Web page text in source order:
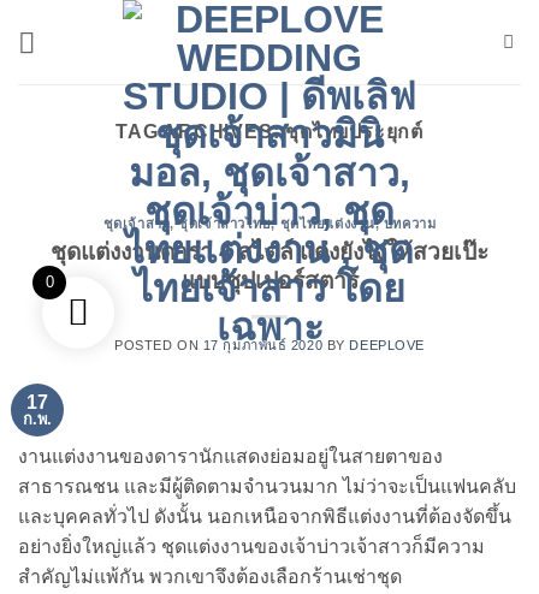
TAG ARCHIVES:ชุดไทยประยุกต์
ชุดเจ้าสาว,ชุดเจ้าสาวไทย,ชุดไทยแต่งงาน,บทความ
ชุดแต่งงานดารา 4 สไตล์ แต่งยังไงให้สวยเป๊ะ
แบบซุปเปอร์สตาร์
POSTED ON 17 กุมภาพันธ์ 2020 BY DEEPLOVE
17
ก.พ.
งานแต่งงานของดารานักแสดงย่อมอยู่ในสายตาของ
สาธารณชน และมีผู้ติดตามจำนวนมาก ไม่ว่าจะเป็นแฟนคลับ
และบุคคลทั่วไป ดังนั้น นอกเหนือจากพิธีแต่งงานที่ต้องจัดขึ้น
อย่างยิ่งใหญ่แล้ว ชุดแต่งงานของเจ้าบ่าวเจ้าสาวก็มีความ
สำคัญไม่แพ้กัน พวกเขาจึงต้องเลือกร้านเช่าชุด
0